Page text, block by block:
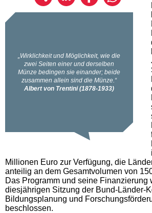
Millionen Euro zur Verfügung, die
anteilig an dem Gesamtvolumen von
Das Programm und seine Finanzierung
diesjährigen Sitzung der Bund-Länder-
Bildungsplanung und
beschlossen.